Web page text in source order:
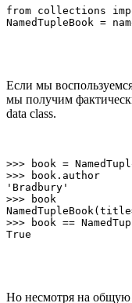
from collections
NamedTupleBook =
Если мы
мы получим
data class.
>>> book =
>>> book.author
'Bradbury'
>>> book
>>> book ==
True
Но несмотря на общую